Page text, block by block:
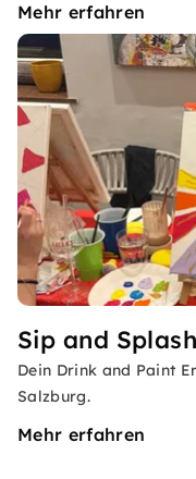
Mehr erfahren
Sip and Splash
Dein Drink and Paint
Salzburg.
Mehr erfahren